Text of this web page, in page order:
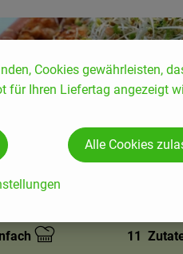
Räuchertofu Lasagne
11
Cookies gewährleisten,
für Ihren Liefertag angezeigt
Alle Cookies